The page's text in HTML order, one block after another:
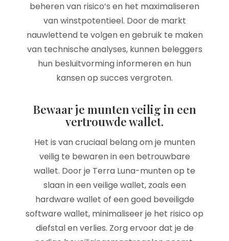
beheren van risico’s en het maximaliseren
van winstpotentieel. Door de markt
nauwlettend te volgen en gebruik te maken
van technische analyses, kunnen beleggers
hun besluitvorming informeren en hun
kansen op succes vergroten.
Bewaar je munten veilig in een
vertrouwde wallet.
Het is van cruciaal belang om je munten
veilig te bewaren in een betrouwbare
wallet. Door je Terra Luna-munten op te
slaan in een veilige wallet, zoals een
hardware wallet of een goed beveiligde
software wallet, minimaliseer je het risico op
diefstal en verlies. Zorg ervoor dat je de